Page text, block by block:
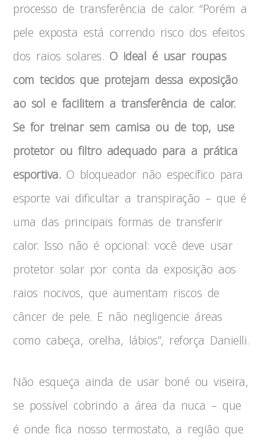
processo de transferência de calor. “Porém a
pele exposta está correndo risco dos efeitos
dos raios solares. O ideal é usar roupas
com tecidos que protejam dessa exposição
ao sol e facilitem a transferência de calor.
Se for treinar sem camisa ou de top, use
protetor ou filtro adequado para a prática
esportiva. O bloqueador não específico para
esporte vai dificultar a transpiração – que é
uma das principais formas de transferir
calor. Isso não é opcional: você deve usar
protetor solar por conta da exposição aos
raios nocivos, que aumentam riscos de
câncer de pele. E não negligencie áreas
como cabeça, orelha, lábios”, reforça Danielli.
Não esqueça ainda de usar boné ou viseira,
se possível cobrindo a área da nuca – que
é onde fica nosso termostato, a região que